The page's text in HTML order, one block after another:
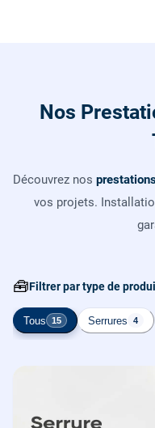
Nos
Découvrez nos
vos projets.
🧰Filtrer par type de
Tous 15 Serrures 4